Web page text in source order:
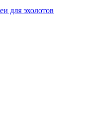
для эхолотов